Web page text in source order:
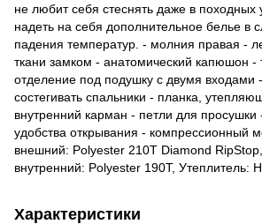
не любит себя стеснять даже в походных
надеть на себя дополнительное белье в
падения температур. - молния правая -
ткани замком - анатомический капюшон -
отделение под подушку с двумя входами
состегивать спальники - планка,
внутренний карман - петли для просушки
удобства открывания - компрессионный
внешний: Polyester 210T Diamond
внутренний: Polyester 190T, Утеплитель:
Характеристики